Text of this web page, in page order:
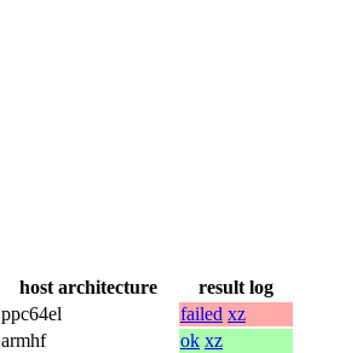
host architecture
result log
ppc64el failed xz
armhf ok xz